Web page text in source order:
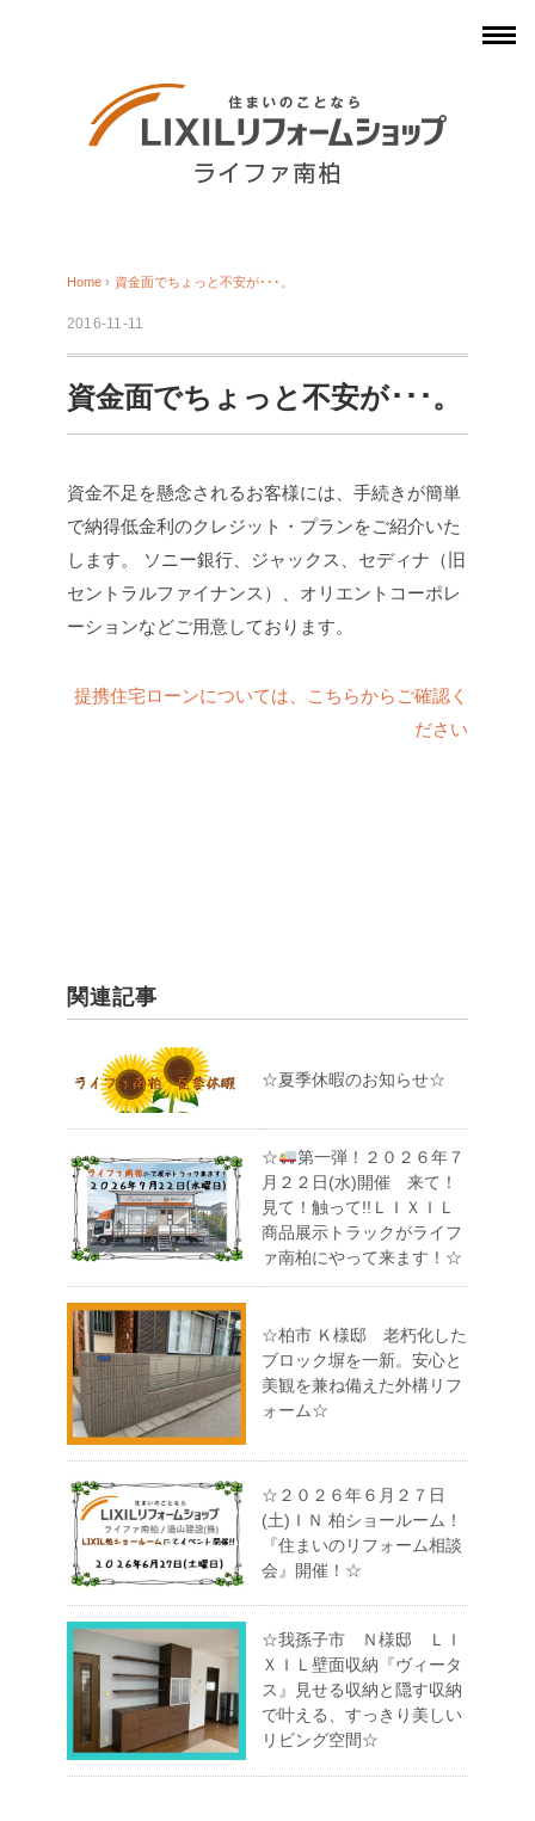
Home › 資金面でちょっと不安が･･･。
2016-11-11
資金面でちょっと不安が･･･。
資金不足を懸念されるお客様には、手続きが簡単
で納得低金利のクレジット・プランをご紹介いた
します。
ソニー銀行、ジャックス、セディナ（旧
セントラルファイナンス）、オリエントコーポレ
ーションなどご用意しております。
提携住宅ローンについては、こちらからご確認く
ださい
関連記事
☆夏季休暇のお知らせ☆
☆
第一弾！２０２６年７
月２２日(水)開催 来て！
見て！触って!!ＬＩＸＩＬ
商品展示トラックがライフ
ァ南柏にやって来ます！☆
☆柏市 Ｋ様邸 老朽化した
ブロック塀を一新。安心と
美観を兼ね備えた外構リフ
ォーム☆
☆２０２６年６月２７日
(土)ＩＮ 柏ショールーム！
『住まいのリフォーム相談
会』開催！☆
☆我孫子市 Ｎ様邸 ＬＩ
ＸＩＬ壁面収納『ヴィータ
ス』見せる収納と隠す収納
で叶える、すっきり美しい
リビング空間☆